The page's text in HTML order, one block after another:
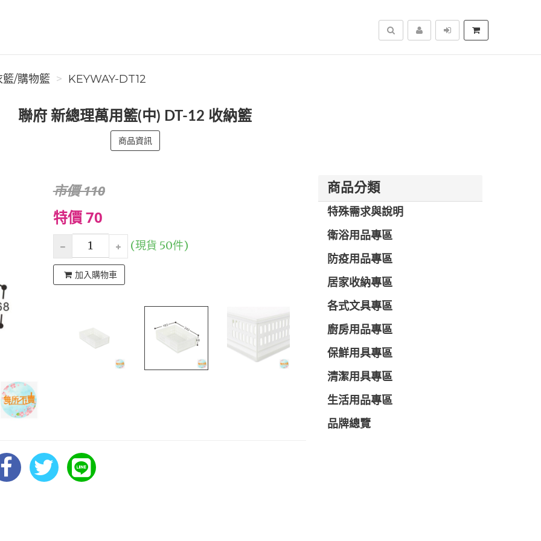
搜尋
/購物籃 KEYWAY-DT12
聯府 新總理萬用籃(中) DT-12 收納籃
商品資訊
市價 110
特價 70
(現貨 50件)
加入購物車
商品分類
特殊需求與說明
衛浴用品專區
防疫用品專區
居家收納專區
各式文具專區
廚房用品專區
保鮮用具專區
清潔用具專區
生活用品專區
品牌總覽